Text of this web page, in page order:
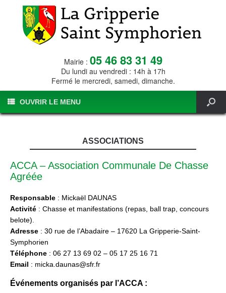
Mairie : 05 46 83 31 49
Du lundi au vendredi : 14h à 17h
Fermé le mercredi, samedi, dimanche.
OUVRIR LE MENU
ASSOCIATIONS
ACCA – Association Communale De Chasse
Agréée
Responsable : Mickaël DAUNAS
Activité : Chasse et manifestations (repas, ball trap, concours
belote).
Adresse : 30 rue de l’Abadaire – 17620 La Gripperie-Saint-
Symphorien
Téléphone : 06 27 13 69 02 – 05 17 25 16 71
Email : micka.daunas@sfr.fr
Événements organisés par l’ACCA :